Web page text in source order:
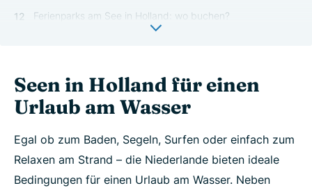
Ferienparks am See in Holland: wo buchen?
Seen in Holland für einen
Urlaub am Wasser
Egal ob zum Baden, Segeln, Surfen oder einfach zum
Relaxen am Strand – die Niederlande bieten ideale
Bedingungen für einen Urlaub am Wasser. Neben